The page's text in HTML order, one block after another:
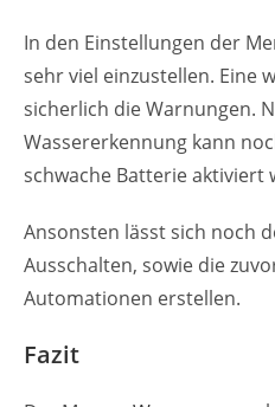
In den Einstellungen der
sehr viel einzustellen. Eine
sicherlich die Warnungen.
Wassererkennung kann
schwache Batterie aktiviert
Ansonsten lässt sich noch
Ausschalten, sowie die
Automationen erstellen.
Fazit